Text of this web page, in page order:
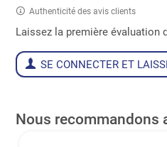
Authenticité des avis clients
Laissez la première évaluation
SE CONNECTER ET
Nous recommandons